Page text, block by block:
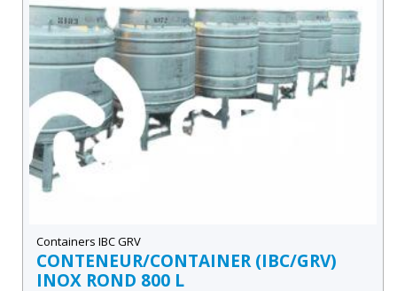
Containers IBC GRV
CONTENEUR/CONTAINER (IBC/GRV)
INOX ROND 800 L